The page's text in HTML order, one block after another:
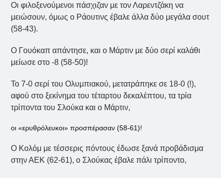
Οι φιλοξενούμενοι πάσχιζαν με τον Λαρεντζάκη να
μειώσουν, όμως ο Ράουτινς έβαλε άλλα δύο μεγάλα σουτ
(58-43).
Ο Γουόκαπ απάντησε, και ο Μάρτιν με δύο σερί καλάθι
μείωσε στο -8 (58-50)!
Το 7-0 σερί του Ολυμπιακού, μετατράπηκε σε 18-0 (!),
αφού στο ξεκίνημα του τέταρτου δεκαλέπτου, τα τρία
τρίποντα του Σλούκα και ο Μάρτιν,
οι «ερυθρόλευκοι» προσπέρασαν (58-61)!
Ο Κολόμ με τέσσερις πόντους έδωσε ξανά προβάδισμα
στην ΑΕΚ (62-61), ο Σλούκας έβαλε πάλι τρίποντο,